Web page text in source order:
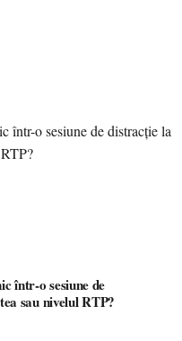
într-o sesiune de
sau nivelul RTP?